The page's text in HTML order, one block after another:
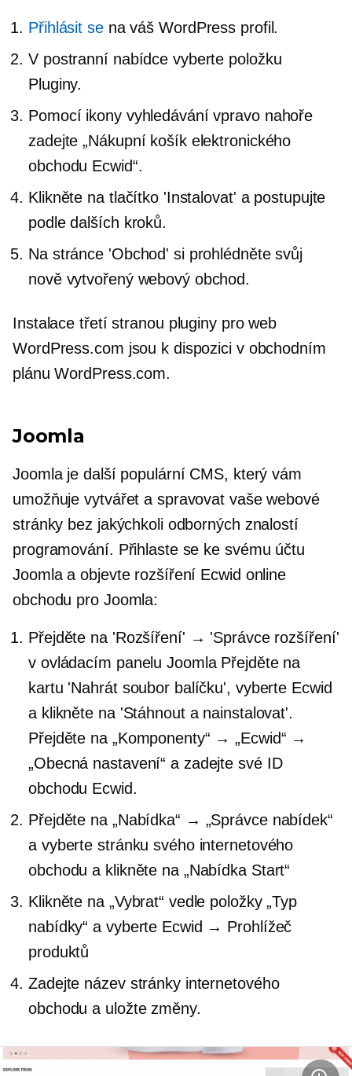
Přihlásit sena váš WordPress profil.
V postranní nabídce vyberte položku
Pluginy.
Pomocí ikony vyhledávání vpravo nahoře
zadejte „Nákupní košík elektronického
obchodu Ecwid“.
Klikněte na tlačítko 'Instalovat' a postupujte
podle dalších kroků.
Na stránce 'Obchod' si prohlédněte svůj
nově vytvořený webový obchod.
Instalacetřetí stranou pluginy pro web
WordPress.com jsou k dispozici v obchodním
plánu WordPress.com.
Joomla
Joomla je další populární CMS, který vám
umožňuje vytvářet a spravovat vaše webové
stránky bez jakýchkoli odborných znalostí
programování. Přihlaste se ke svému účtu
Joomla a objevte rozšíření Ecwid online
obchodu pro Joomla:
Přejděte na 'Rozšíření' → 'Správce rozšíření'
v ovládacím panelu Joomla Přejděte na
kartu 'Nahrát soubor balíčku', vyberte Ecwid
a klikněte na 'Stáhnout a nainstalovat'.
Přejděte na „Komponenty“ → „Ecwid“ →
„Obecná nastavení“ a zadejte své ID
obchodu Ecwid.
Přejděte na „Nabídka“ → „Správce nabídek“
a vyberte stránku svého internetového
obchodu a klikněte na „Nabídka Start“
Klikněte na „Vybrat“ vedle položky „Typ
nabídky“ a vyberte Ecwid → Prohlížeč
produktů
Zadejte název stránky internetového
obchodu a uložte změny.